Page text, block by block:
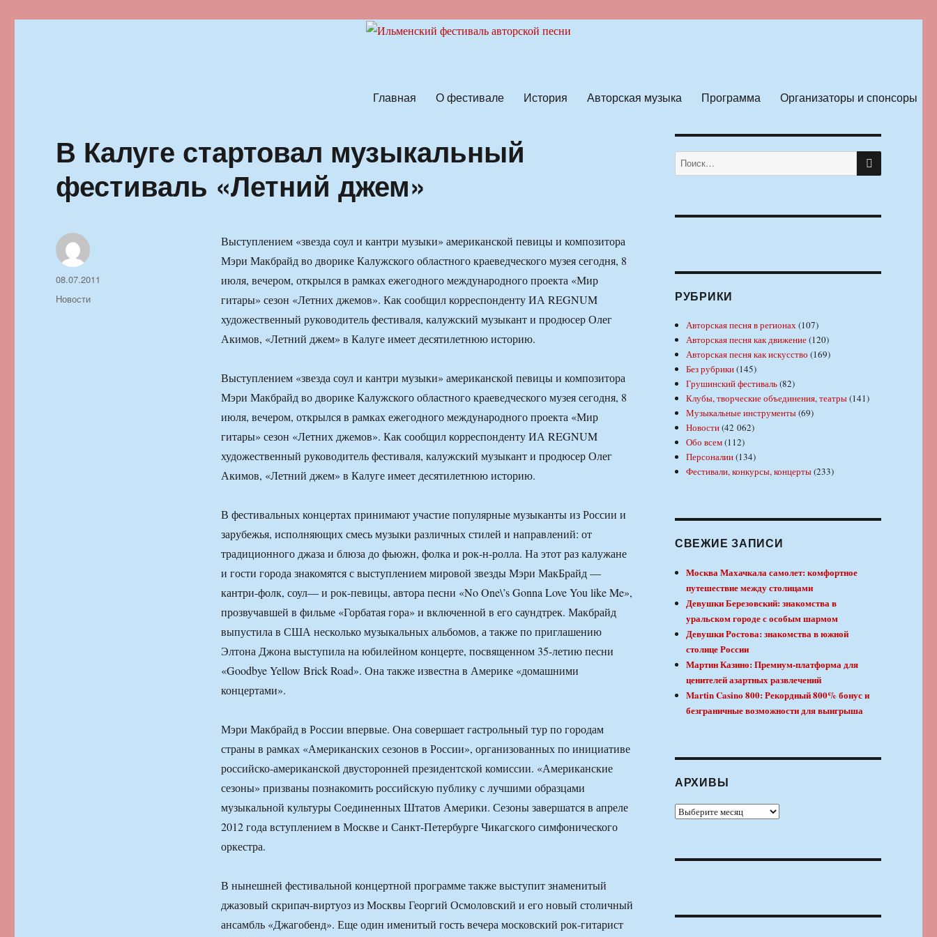
Главная О фестивале История Авторская музыка Программа Организаторы и спонсоры
В Калуге стартовал музыкальный
фестиваль «Летний джем»
Выступлением «звезда соул и кантри музыки» американской певицы и композитора
Мэри Макбрайд во дворике Калужского областного краеведческого музея сегодня, 8
июля, вечером, открылся в рамках ежегодного международного проекта «Мир
гитары» сезон «Летних джемов». Как сообщил корреспонденту ИА REGNUM
художественный руководитель фестиваля, калужский музыкант и продюсер Олег
Акимов, «Летний джем» в Калуге имеет десятилетнюю историю.
Выступлением «звезда соул и кантри музыки» американской певицы и композитора
Мэри Макбрайд во дворике Калужского областного краеведческого музея сегодня, 8
июля, вечером, открылся в рамках ежегодного международного проекта «Мир
гитары» сезон «Летних джемов». Как сообщил корреспонденту ИА REGNUM
художественный руководитель фестиваля, калужский музыкант и продюсер Олег
Акимов, «Летний джем» в Калуге имеет десятилетнюю историю.
В фестивальных концертах принимают участие популярные музыканты из России и
зарубежья, исполняющих смесь музыки различных стилей и направлений: от
традиционного джаза и блюза до фьюжн, фолка и рок-н-ролла. На этот раз калужане
и гости города знакомятся с выступлением мировой звезды Мэри МакБрайд —
кантри-фолк, соул— и рок-певицы, автора песни «No One\’s Gonna Love You like Me»,
прозвучавшей в фильме «Горбатая гора» и включенной в его саундтрек. Макбрайд
выпустила в США несколько музыкальных альбомов, а также по приглашению
Элтона Джона выступила на юбилейном концерте, посвященном 35-летию песни
«Goodbye Yellow Brick Road». Она также известна в Америке «домашними
концертами».
Мэри Макбрайд в России впервые. Она совершает гастрольный тур по городам
страны в рамках «Американских сезонов в России», организованных по инициативе
российско-американской двусторонней президентской комиссии. «Американские
сезоны» призваны познакомить российскую публику с лучшими образцами
музыкальной культуры Соединенных Штатов Америки. Сезоны завершатся в апреле
2012 года вступлением в Москве и Санкт-Петербурге Чикагского симфонического
оркестра.
В нынешней фестивальной концертной программе также выступит знаменитый
джазовый скрипач-виртуоз из Москвы Георгий Осмоловский и его новый столичный
ансамбль «Джагобенд». Еще один именитый гость вечера московский рок-гитарист
Автор
Опубликовано
08.07.2011
Рубрики
Новости
Искать: ПОИСК
РУБРИКИ
Авторская песня в регионах(107)
Авторская песня как движение(120)
Авторская песня как искусство (169)
Без рубрики(145)
Грушинский фестиваль(82)
Клубы, творческие объединения, театры(141)
Музыкальные инструменты(69)
Новости(42 062)
Обо всем(112)
Персоналии(134)
Фестивали, конкурсы, концерты(233)
СВЕЖИЕ ЗАПИСИ
Москва Махачкала самолет: комфортное
путешествие между столицами
Девушки Березовский: знакомства в
уральском городе с особым шармом
Девушки Ростова: знакомства в южной
столице России
Мартин Казино: Премиум-платформа для
ценителей азартных развлечений
Martin Casino 800: Рекордный 800% бонус и
безграничные возможности для выигрыша
АРХИВЫ
Архивы